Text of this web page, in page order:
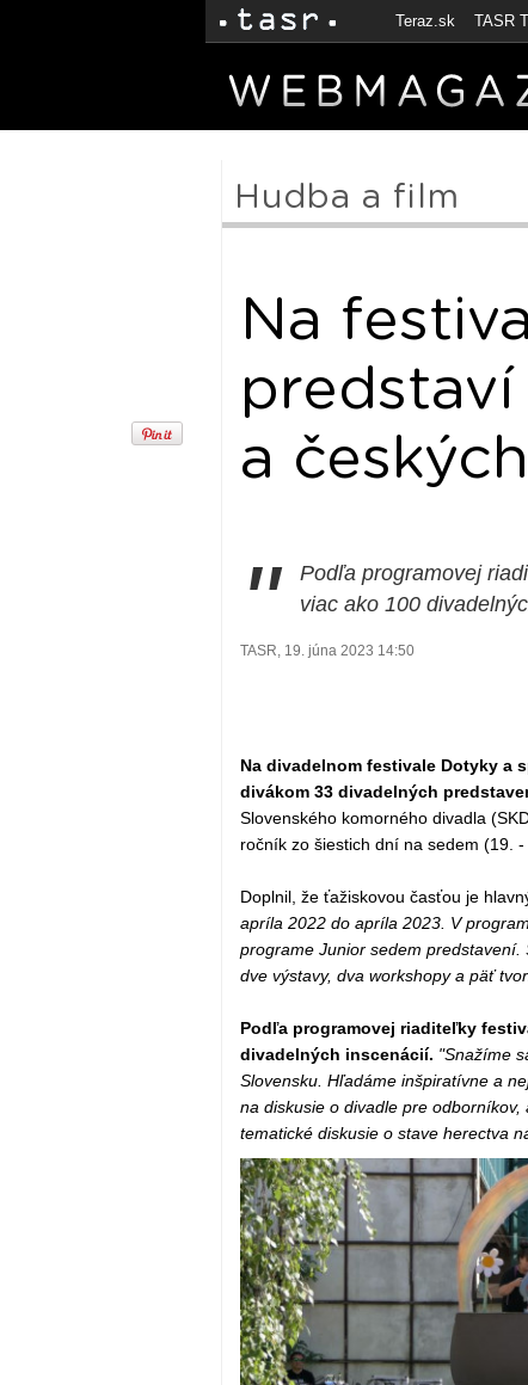
Teraz.sk TASR
Hudba a film
Na
predstaví
a
"
Podľa programovej
viac ako 100
TASR, 19. júna 2023 14:50
Na divadelnom festivale Dotyky a
divákom 33 divadelných
Slovenského komorného divadla
ročník zo šiestich dní na sedem (19. -
Doplnil, že ťažiskovou časťou je
apríla 2022 do apríla 2023. V
programe Junior sedem predstavení.
dve výstavy, dva workshopy a päť
Podľa programovej riaditeľky
divadelných inscenácií. "Snažíme
Slovensku. Hľadáme inšpiratívne a
na diskusie o divadle pre
tematické diskusie o stave herectva